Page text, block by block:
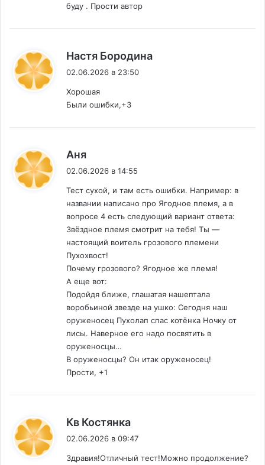
буду . Прости автор
Настя Бородина
02.06.2026 в 23:50
Хорошая
Были ошибки,+3
Аня
02.06.2026 в 14:55
Тест сухой, и там есть ошибки. Например: в
названии написано про Ягодное племя, а в
вопросе 4 есть следующий вариант ответа:
Звёздное племя смотрит на тебя! Ты —
настоящий воитель грозового племени
Пухохвост!
Почему грозового? Ягодное же племя!
А еще вот:
Подойдя ближе, глашатая нашептала
воробьиной звезде на ушко: Сегодня наш
оруженосец Пухолап спас котёнка Ночку от
лисы. Наверное его надо посвятить в
оруженосцы…
В оруженосцы? Он итак оруженосец!
Прости, +1
Кв Костянка
02.06.2026 в 09:47
Здравия!Отличный тест!Можно продолжение?